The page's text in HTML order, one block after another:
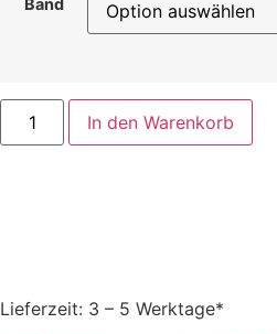
Band
Yunas
Geisterhaus
Menge
In den Warenkorb
Lieferzeit: 3 – 5 Werktage*